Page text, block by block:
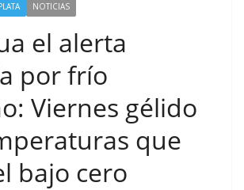
NOTICIAS
el alerta
por frío
Viernes gélido
que
bajo cero